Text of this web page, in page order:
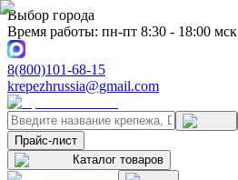
Выбор города
Время работы: пн-пт 8:30 - 18:00 мск
8(800)101-68-15
krepezhrussia@gmail.com
Прайс-лист
Каталог товаров